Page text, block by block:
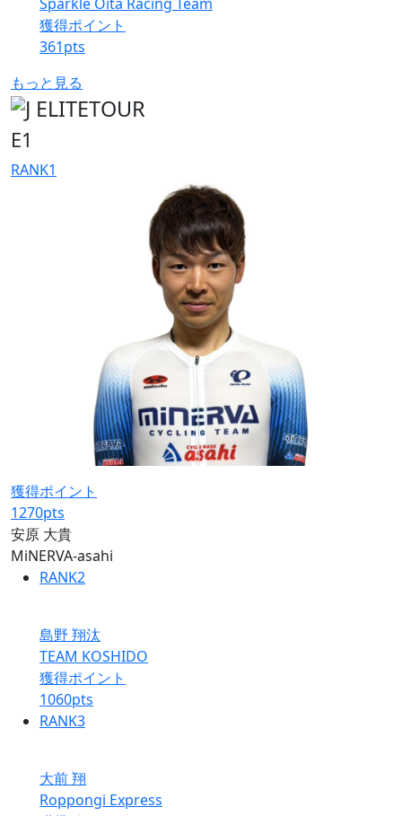
獲得ポイント
361pts
もっと見る
E1
RANK1
獲得ポイント
1270pts
安原 大貴
MiNERVA-asahi
RANK2
島野 翔汰
TEAM KOSHIDO
獲得ポイント
1060pts
RANK3
大前 翔
Roppongi Express